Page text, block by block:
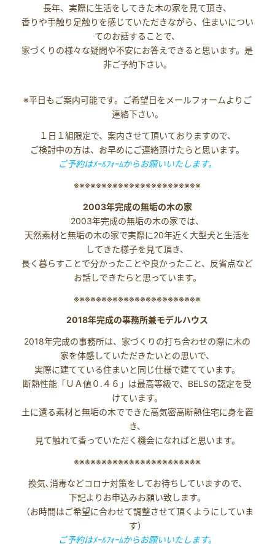
長年、実際に生活をしてきた木の家を見て頂き、
香りや手触り足触りを感じていただきながら、住まいについ
てのお話することで、
家づくりの様々な疑問や不安にお答えできると思います。是
非ご予約下さい。
※平日もご案内可能です。ご希望日をメールフォームよりご
連絡下さい。
１日１組限定で、案内させて頂いておりますので、
ご検討中の方は、お早めにご連絡頂けたらと思います。
ご予約はﾒｰﾙﾌｫｰﾑからお願いいたします。
※※※※※※※※※※※※※※※※※※※※※※※
2003年完成の無垢の木の家
2003年完成の無垢の木の家では、
天然素材と無垢の木の家で実際に20年近く大型犬と生活を
してきた様子を見て頂き、
長く暮らすことで分かったことや良かったこと、反省点など
お話しできたらと思っています。
※※※※※※※※※※※※※※※※※※※※※※※
2018年完成の事務所兼モデルハウス
2018年完成の事務所は、家づくりの打ち合わせの際に木の
家を体感していただきたいとの思いで、
実際に建てている住まいと同じ仕様で建てています。
断熱性能「ＵＡ値０.４６」は最高等級で、BELSの認定を受
けています。
土に還る素材と無垢の木でできた高気密高断熱住宅に身を置
き、
見て触れて香っていただく機会になればと思います。
※※※※※※※※※※※※※※※※※※※※※※※
換気､消毒などコロナ対策をしてお待ちしていますので、
下記よりお申込みお願い致します。
（お時間はご希望に合わせて調整させて頂くようにしていま
す）
ご予約はﾒｰﾙﾌｫｰﾑからお願いいたします。